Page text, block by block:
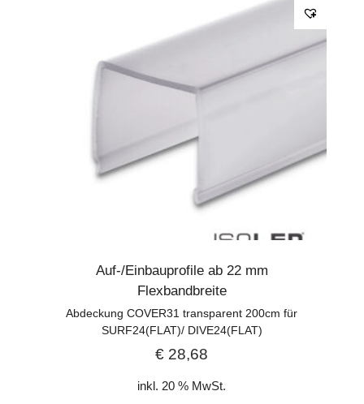
Auf-/Einbauprofile ab 22 mm
Flexbandbreite
Abdeckung COVER31 transparent 200cm für
SURF24(FLAT)/ DIVE24(FLAT)
€ 28,68
inkl. 20 % MwSt.